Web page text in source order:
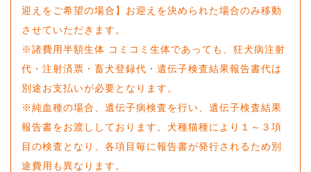
迎えをご希望の場合】お迎えを決められた場合のみ移動
させていただきます。
※諸費用半額生体 コミコミ生体であっても、狂犬病注射
代・注射済票・畜犬登録代・遺伝子検査結果報告書代は
別途お支払いが必要となります。
※純血種の場合、遺伝子病検査を行い、遺伝子検査結果
報告書をお渡ししております。犬種猫種により１～３項
目の検査となり、各項目毎に報告書が発行されるため別
途費用も異なります。